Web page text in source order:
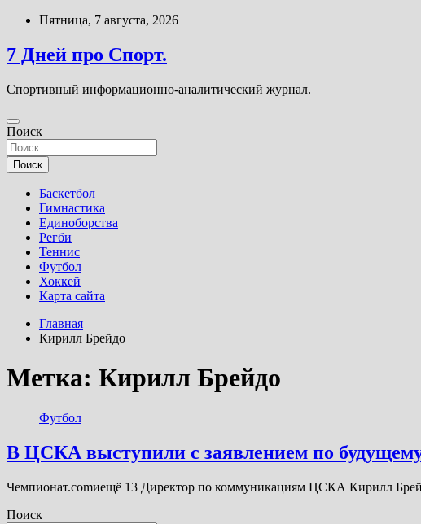
Перейти
содержимому
Пятница, 7 августа, 2026
7 Дней про Спорт.
Спортивный информационно-аналитический журнал.
Поиск
Поиск
Баскетбол
Гимнастика
Единоборства
Регби
Теннис
Футбол
Хоккей
Карта сайта
Главная
Кирилл Брейдо
Метка: Кирилл Брейдо
Футбол
В ЦСКА выступили с заявлением по будущему
Чемпионат.comиещё 13 Директор по коммуникациям ЦСКА Кирилл
Поиск